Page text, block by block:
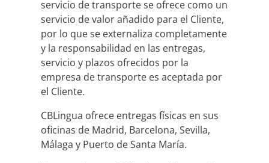
servicio de transporte se ofrece como un
servicio de valor añadido para el Cliente,
por lo que se externaliza completamente
y la responsabilidad en las entregas,
servicio y plazos ofrecidos por la
empresa de transporte es aceptada por
el Cliente.
CBLingua ofrece entregas físicas en sus
oficinas de Madrid, Barcelona, Sevilla,
Málaga y Puerto de Santa María.